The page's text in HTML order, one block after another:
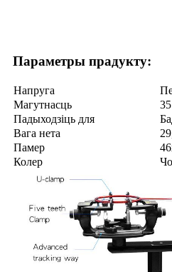
Параметры прадукту:
Напруга
Магутнасць
Падыходзіць для
Вага нета
Памер
Колер